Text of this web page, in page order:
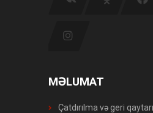
MƏLUMAT
Çatdırılma və geri